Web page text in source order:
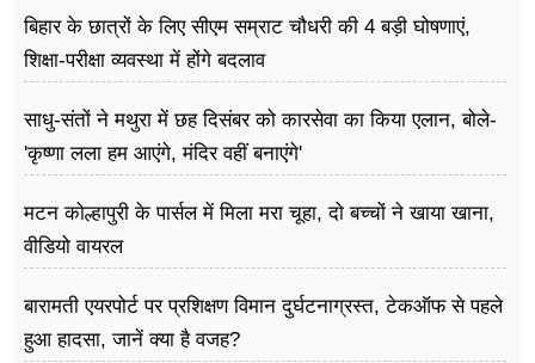
बिहार के छात्रों के लिए सीएम सम्राट चौधरी की 4 बड़ी घोषणाएं,
शिक्षा-परीक्षा व्यवस्था में होंगे बदलाव
साधु-संतों ने मथुरा में छह दिसंबर को कारसेवा का किया एलान, बोले-
'कृष्णा लला हम आएंगे, मंदिर वहीं बनाएंगे'
मटन कोल्हापुरी के पार्सल में मिला मरा चूहा, दो बच्चों ने खाया खाना,
वीडियो वायरल
बारामती एयरपोर्ट पर प्रशिक्षण विमान दुर्घटनाग्रस्त, टेकऑफ से पहले
हुआ हादसा, जानें क्या है वजह?